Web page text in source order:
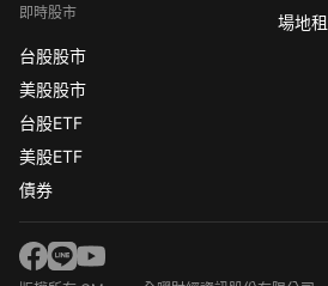
即時股市
台股股市
美股股市
台股ETF
美股ETF
債券
場地